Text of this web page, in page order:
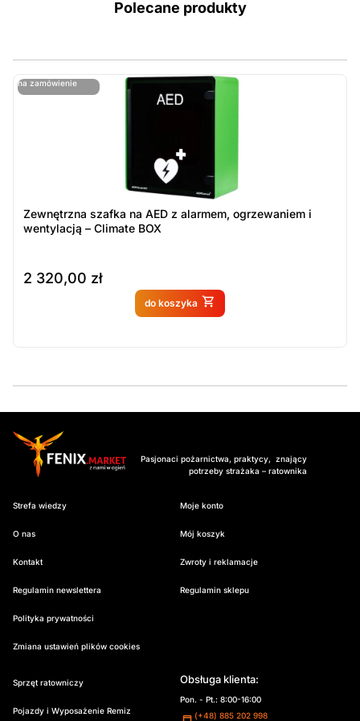
Polecane produkty
na zamówienie
ostatnie sztuki
Zewnętrzna szafka na AED z alarmem, ogrzewaniem i
wentylacją – Climate BOX
2 320,00 zł
do koszyka
Produkt dostępny na
Pasjonaci pożarnictwa, praktycy, znający
potrzeby strażaka – ratownika
Strefa wiedzy
O nas
Kontakt
Regulamin newslettera
Polityka prywatności
Zmiana ustawień plików cookies
Moje konto
Mój koszyk
Zwroty i reklamacje
Regulamin sklepu
Sprzęt ratowniczy
Pojazdy i Wyposażenie Remiz
Obsługa klienta:
Pon. - Pt.: 8:00-16:00
(+48) 885 202 998